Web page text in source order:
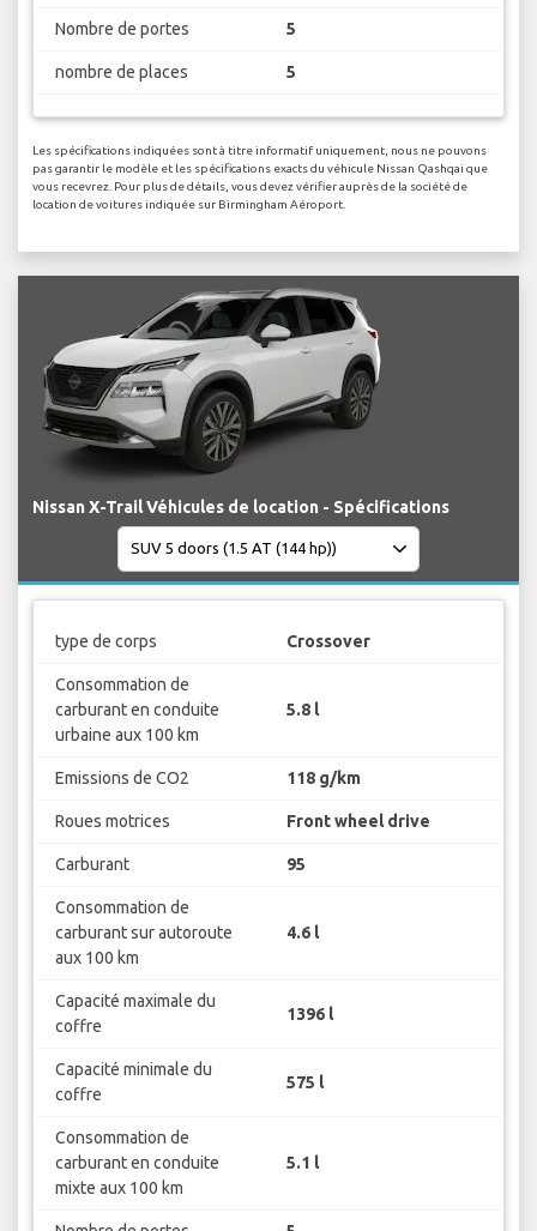
Nombre de portes 5
nombre de places 5
Les spécifications indiquées sont à titre informatif uniquement, nous ne pouvons
pas garantir le modèle et les spécifications exacts du véhicule Nissan Qashqai que
vous recevrez. Pour plus de détails, vous devez vérifier auprès de la société de
location de voitures indiquée sur Birmingham Aéroport.
Nissan X-Trail Véhicules de location - Spécifications
type de corps Crossover
Consommation de
carburant en conduite
urbaine aux 100 km
5.8 l
Emissions de CO2 118 g/km
Roues motrices Front wheel drive
Carburant 95
Consommation de
carburant sur autoroute
aux 100 km
4.6 l
Capacité maximale du
coffre
1396 l
Capacité minimale du
coffre
575 l
Consommation de
carburant en conduite
mixte aux 100 km
5.1 l